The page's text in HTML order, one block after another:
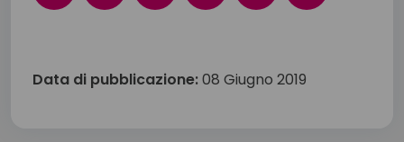
Data di pubblicazione:08 Giugno 2019